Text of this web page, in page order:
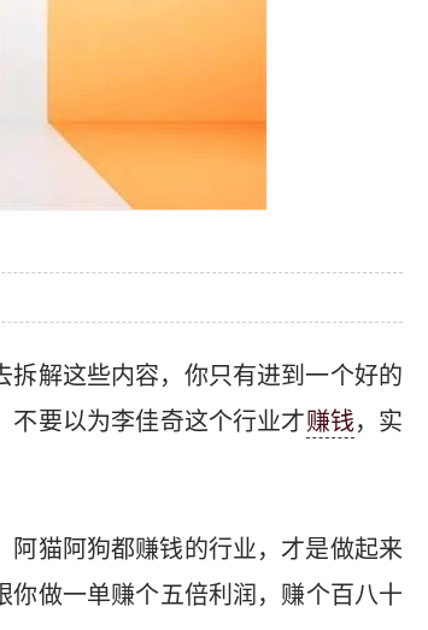
解这些内容，你只有进到一个好的
不要以为李佳奇这个行业才赚钱，实
猫阿狗都赚钱的行业，才是做起来
做一单赚个五倍利润，赚个百八十